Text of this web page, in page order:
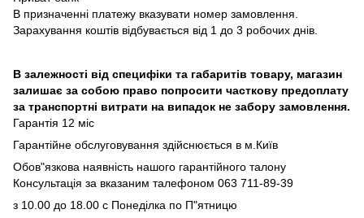
В призначенні платежу вказувати номер замовлення.
Зарахування коштів відбувається від 1 до 3 робочих днів.
В залежності від специфіки та габаритів товару, магазин
залишає за собою право попросити часткову предоплату
за транспортні витрати на випадок не забору замовлення.
Гарантія 12 міс
Гарантійне обслуговування здійснюється в м.Київ
Обов"язкова наявність нашого гарантійного талону
Консультація за вказаним талефоном 063 711-89-39
з 10.00 до 18.00 с Понеділка по П"ятницю